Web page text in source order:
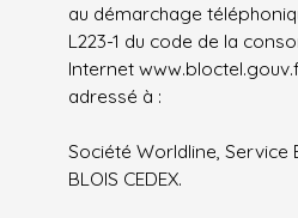
au démarchage
L223-1 du code de la
Internet
adressé à :
Société Worldline, Service
BLOIS CEDEX.